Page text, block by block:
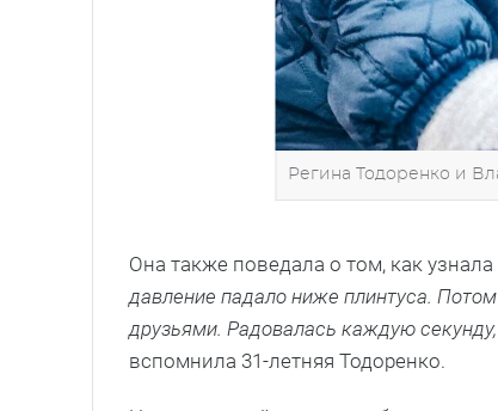
Регина Тодоренко и
Она также поведала о том, как
давление падало ниже плинтуса.
друзьями. Радовалась каждую
вспомнила 31-летняя Тодоренко.